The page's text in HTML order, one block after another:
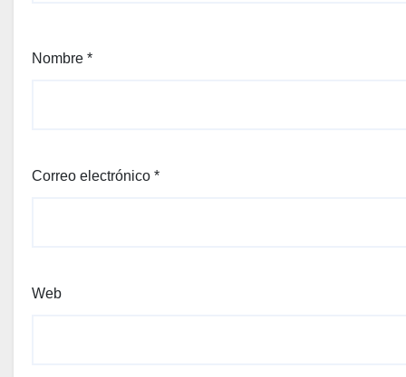
Nombre *
Correo electrónico *
Web